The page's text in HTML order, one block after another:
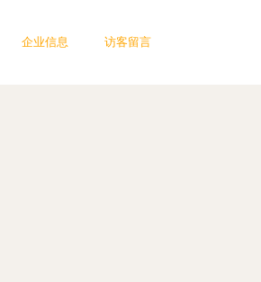
企业信息 访客留言